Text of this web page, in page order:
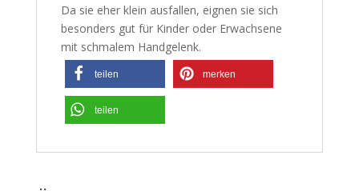
Da sie eher klein ausfallen, eignen sie sich
besonders gut für Kinder oder Erwachsene
mit schmalem Handgelenk.
teilen merken
teilen